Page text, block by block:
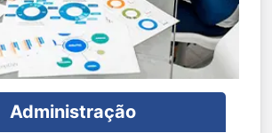
Administração